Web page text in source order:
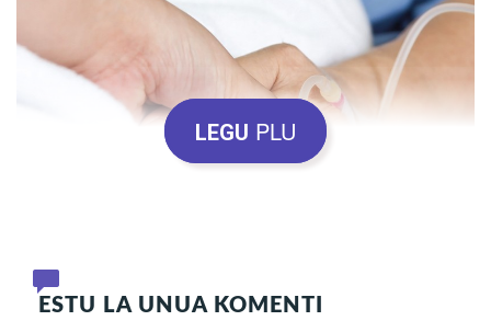
homa medicino). Efektive, tio povas venigi al ni grandan
LEGU PLU
ESTU LA UNUA KOMENTI